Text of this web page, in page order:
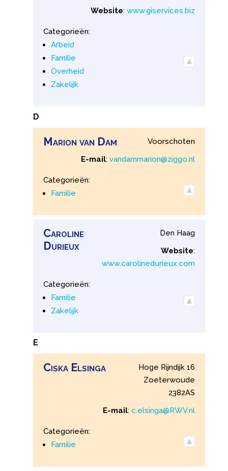
Website: www.giservices.biz
Categorieën:
Arbeid
Familie
Overheid
Zakelijk
D
Marion van Dam
Voorschoten
E-mail: vandammarion@ziggo.nl
Categorieën:
Familie
Caroline
Durieux
Den Haag
Website:
www.carolinedurieux.com
Categorieën:
Familie
Zakelijk
E
Ciska Elsinga
Hoge Rijndijk 16
Zoeterwoude
2382AS
E-mail: c.elsinga@RWV.nl
Categorieën:
Familie